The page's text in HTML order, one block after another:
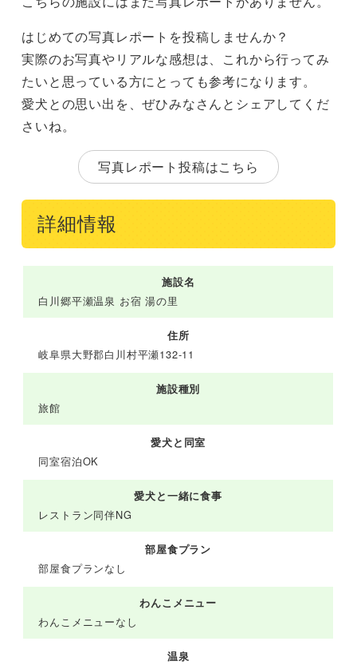
はじめての写真レポートを投稿しませんか？
実際のお写真やリアルな感想は、これから行ってみ
たいと思っている方にとっても参考になります。
愛犬との思い出を、ぜひみなさんとシェアしてくだ
さいね。
写真レポート投稿はこちら
詳細情報
施設名
白川郷平瀬温泉 お宿 湯の里
住所
岐阜県大野郡白川村平瀬132-11
施設種別
旅館
愛犬と同室
同室宿泊OK
愛犬と一緒に食事
レストラン同伴NG
部屋食プラン
部屋食プランなし
わんこメニュー
わんこメニューなし
温泉